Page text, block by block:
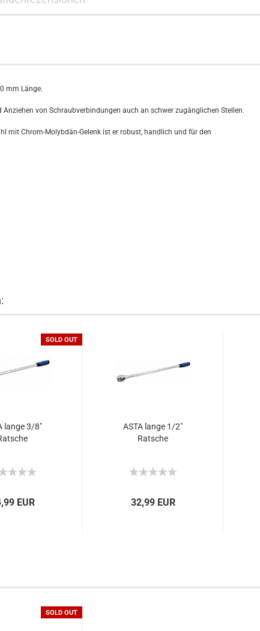
mm Länge.
von Schraubverbindungen auch an schwer zugänglichen Stellen.
mit Chrom-Molybdän-Gelenk ist er robust, handlich und für den
SOLD OUT
lange 3/8"
EUR
ASTA lange 1/2"
Ratsche
32,99 EUR
SOLD OUT